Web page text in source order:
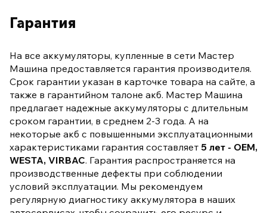
Гарантия
На все аккумуляторы, купленные в сети Мастер
Машина предоставляется гарантия производителя.
Срок гарантии указан в карточке товара на сайте, а
также в гарантийном талоне акб. Мастер Машина
предлагает надежные аккумуляторы с длительным
сроком гарантии, в среднем 2-3 года. А на
некоторые акб с повышенными эксплуатационными
характеристиками гарантия составляет 5 лет - OEM,
WESTA, VIRBAC. Гарантия распространяется на
производственные дефекты при соблюдении
условий эксплуатации. Мы рекомендуем
регулярную диагностику аккумулятора в наших